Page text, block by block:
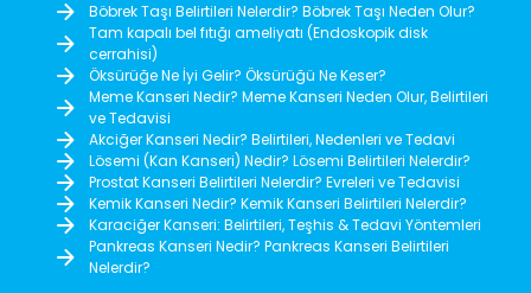
Böbrek Taşı Belirtileri Nelerdir? Böbrek Taşı Neden Olur?
Tam kapalı bel fıtığı ameliyatı (Endoskopik disk
cerrahisi)
Öksürüğe Ne İyi Gelir? Öksürüğü Ne Keser?
Meme Kanseri Nedir? Meme Kanseri Neden Olur, Belirtileri
ve Tedavisi
Akciğer Kanseri Nedir? Belirtileri, Nedenleri ve Tedavi
Lösemi (Kan Kanseri) Nedir? Lösemi Belirtileri Nelerdir?
Prostat Kanseri Belirtileri Nelerdir? Evreleri ve Tedavisi
Kemik Kanseri Nedir? Kemik Kanseri Belirtileri Nelerdir?
Karaciğer Kanseri: Belirtileri, Teşhis & Tedavi Yöntemleri
Pankreas Kanseri Nedir? Pankreas Kanseri Belirtileri
Nelerdir?